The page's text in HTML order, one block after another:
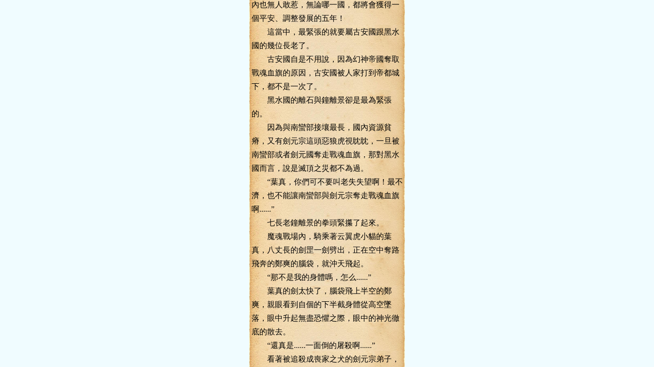
內也無人敢惹，無論哪一國，都將會獲得一
個平安、調整發展的五年！
這當中，最緊張的就要屬古安國跟黑水
國的幾位長老了。
古安國自是不用說，因為幻神帝國奪取
戰魂血旗的原因，古安國被人家打到帝都城
下，都不是一次了。
黑水國的離石與鐘離景卻是最為緊張
的。
因為與南蠻部接壤最長，國內資源貧
瘠，又有劍元宗這頭惡狼虎視眈眈，一旦被
南蠻部或者劍元國奪走戰魂血旗，那對黑水
國而言，說是滅頂之災都不為過。
“葉真，你們可不要叫老失失望啊！最不
濟，也不能讓南蠻部與劍元宗奪走戰魂血旗
啊......”
七長老鐘離景的拳頭緊攥了起來。
魔魂戰場內，騎乘著云翼虎小貓的葉
真，八丈長的劍罡一劍劈出，正在空中奪路
飛奔的鄭爽的腦袋，就沖天飛起。
“那不是我的身體嗎，怎么......”
葉真的劍太快了，腦袋飛上半空的鄭
爽，親眼看到自個的下半截身體從高空墜
落，眼中升起無盡恐懼之際，眼中的神光徹
底的散去。
“還真是......一面倒的屠殺啊......”
看著被追殺成喪家之犬的劍元宗弟子，